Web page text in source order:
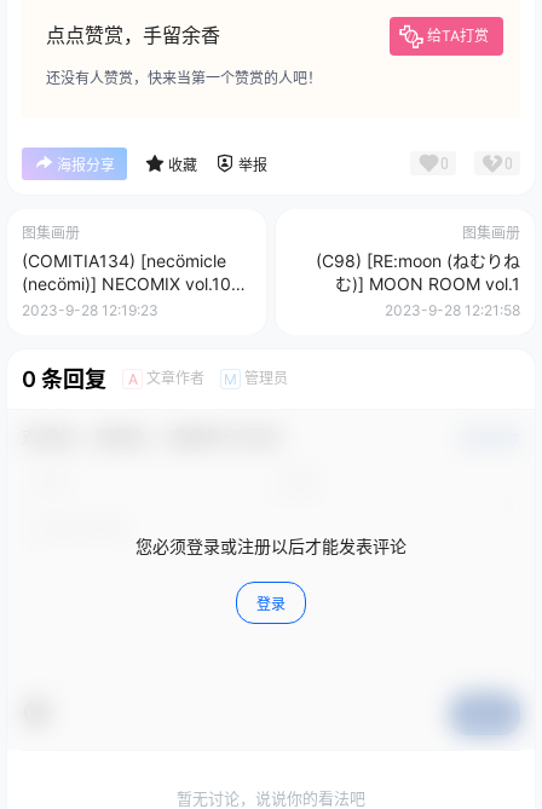
点点赞赏，手留余香 给TA打赏
还没有人赞赏，快来当第一个赞赏的人吧！
海报分享 收藏 举报 0 0
图集画册
(COMITIA134) [necömicle
(necömi)] NECOMIX vol.10
君まで45センチ
2023-9-28 12:19:23
图集画册
(C98) [RE:moon (ねむりね
む)] MOON ROOM vol.1
2023-9-28 12:21:58
0 条回复 A 文章作者 M 管理员
您必须登录或注册以后才能发表评论
登录
暂无讨论，说说你的看法吧